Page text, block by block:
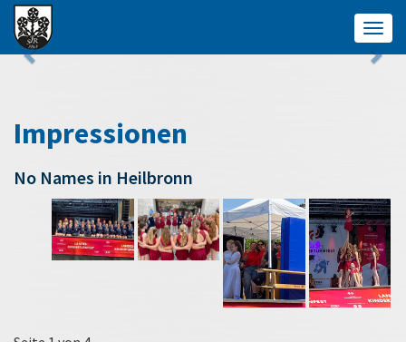
Impressionen
No Names in Heilbronn